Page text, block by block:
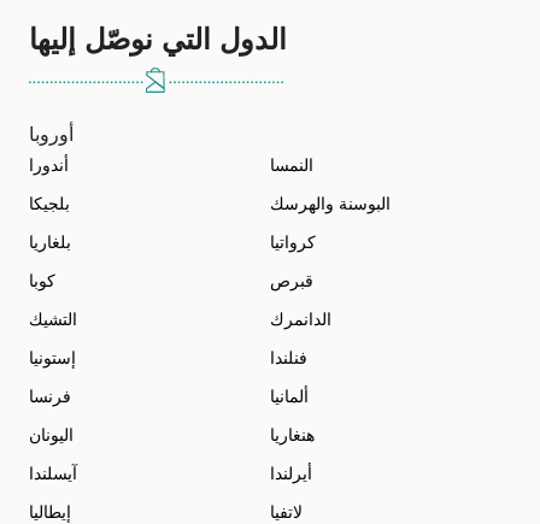
الدول التي نوصّل إليها
أوروبا
أندورا
النمسا
بلجيكا
البوسنة والهرسك
بلغاريا
كرواتيا
كوبا
قبرص
التشيك
الدانمرك
إستونيا
فنلندا
فرنسا
ألمانيا
اليونان
هنغاريا
آيسلندا
أيرلندا
إيطاليا
لاتفيا